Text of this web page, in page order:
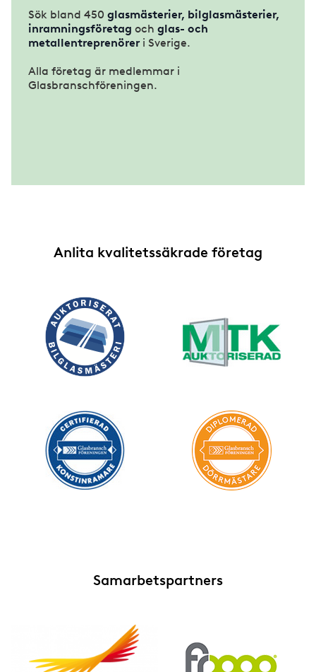
Sök bland 450 glasmästerier, bilglasmästerier,
inramningsföretag och glas- och
metallentreprenörer i Sverige.
Alla företag är medlemmar i
Glasbranschföreningen.
Anlita kvalitetssäkrade företag
Samarbetspartners